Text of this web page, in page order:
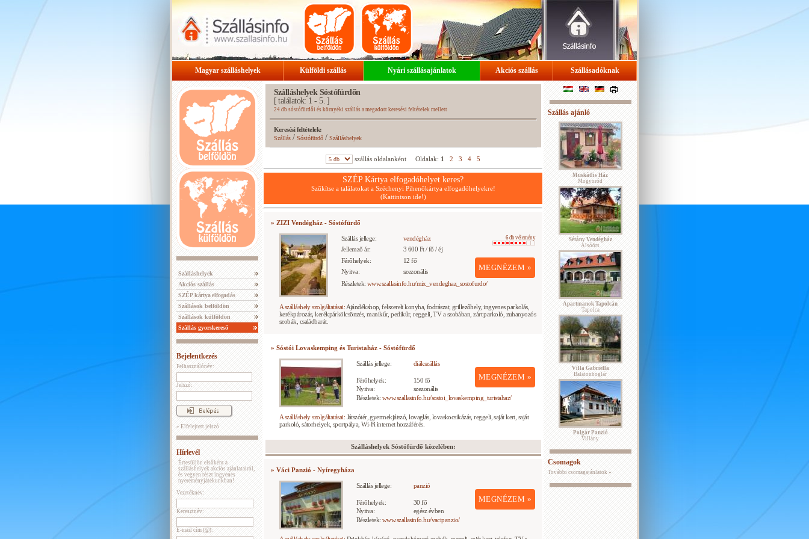
Magyar szálláshelyek Külföldi szállás Nyári szállásajánlatok Akciós szállás Szállásadóknak
Szálláshelyek
Akciós szállás
SZÉP kártya elfogadás
Szállások belföldön
Szállások külföldön
Szállás gyorskereső
Bejelentkezés
Felhasználónév:
Jelszó:
» Elfelejtett jelszó
Hírlevél
Értesüljön elsőként a
szálláshelyek akciós ajánlatairól,
és vegyen részt ingyenes
nyereményjátékunkban!
Vezetéknév:
Keresztnév:
E-mail cím (@):
Szálláshelyek Sóstófürdőn
[ találatok: 1 - 5. ]
24 db sóstófürdői és környéki szállás a megadott keresési feltételek mellett
Keresési feltételek:
Szállás/ Sóstófürdő/Szálláshelyek
szállás oldalanként Oldalak: 1 2 3 4 5
SZÉP Kártya elfogadóhelyet keres?
Szűkítse a találatokat a Széchenyi Pihenőkártya elfogadóhelyekre!
(Kattintson ide!)
» ZIZI Vendégház - Sóstófürdő
Szállás jellege: vendégház 6 db vélemény
MEGNÉZEM »
Jellemző ár:
3 600 Ft / fő / éj
Férőhelyek:
12 fő
Nyitva:
szezonális
Részletek: www.szallasinfo.hu/mix_vendeghaz_sostofurdo/
A szálláshely szolgáltatásai: Ajándékshop, felszerelt konyha, fodrászat, grillezőhely, ingyenes parkolás,
kerékpározás, kerékpárkölcsönzés, manikűr, pedikűr, reggeli, TV a szobában, zárt parkoló, zuhanyozós
szobák, családbarát.
» Sóstói Lovaskemping és Turistaház - Sóstófürdő
Szállás jellege: diákszállás
MEGNÉZEM »
Férőhelyek:
150 fő
Nyitva:
szezonális
Részletek: www.szallasinfo.hu/sostoi_lovaskemping_turistahaz/
A szálláshely szolgáltatásai: Játszótér, gyermekjátszó, lovaglás, lovaskocsikázás, reggeli, saját kert, saját
parkoló, sátorhelyek, sportpálya, Wi-Fi internet hozzáférés.
Szálláshelyek Sóstófürdő közelében:
» Váci Panzió - Nyíregyháza
Szállás jellege: panzió
MEGNÉZEM »
Férőhelyek:
30 fő
Nyitva:
egész évben
Részletek: www.szallasinfo.hu/vacipanzio/
Szállás ajánló
Muskátlis Ház
Mogyoród
Sétány Vendégház
Alsóörs
Apartmanok Tapolcán
Tapolca
Villa Gabriella
Balatonboglár
Polgár Panzió
Villány
Csomagok
További csomagajánlatok »